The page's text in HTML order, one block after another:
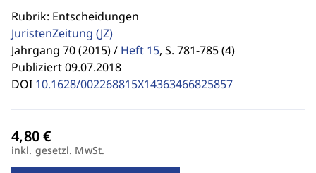
Rubrik: Entscheidungen
JuristenZeitung (JZ)
Jahrgang 70 (2015) / Heft 15, S. 781-785 (4)
Publiziert 09.07.2018
DOI 10.1628/002268815X14363466825857
inkl. gesetzl. MwSt.